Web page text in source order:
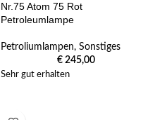
Nr.75 Atom 75 Rot
Petroleumlampe
Petroliumlampen, Sonstiges
€ 245,00
Sehr gut erhalten